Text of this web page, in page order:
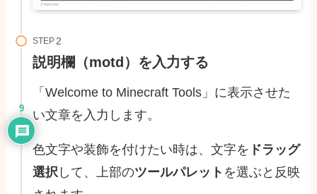
STEP
説明欄（motd）を入力する
「Welcome to Minecraft Tools」に表示させた
い文章を入力します。
色文字や装飾を付けたい時は、文字を ドラッグ
選択 して、上部のツールパレット を選ぶと反映
9